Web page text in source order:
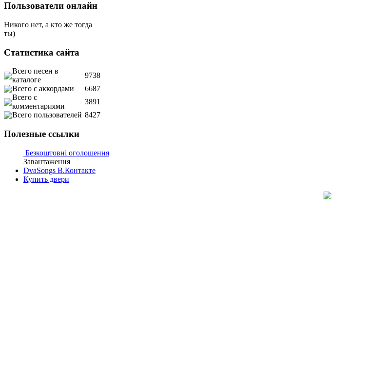
Пользователи онлайн
Никого нет, а кто же тогда
ты)
Статистика сайта
Всего песен в
каталоге
9738
Всего с аккордами
6687
Всего с
комментариями
3891
Всего пользователей 8427
Полезные ссылки
Безкоштовні оголошення
Завантаження
DvaSongs В.Контакте
Купить двери